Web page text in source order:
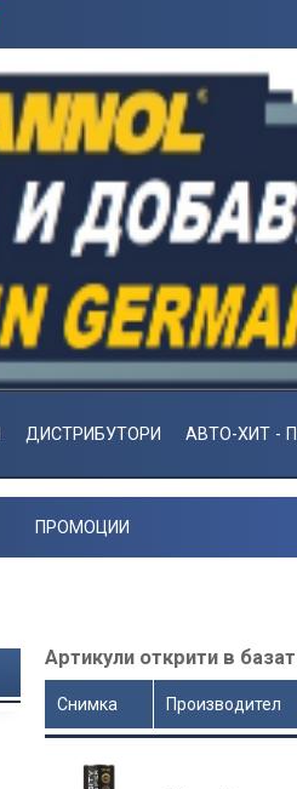
ДИСТРИБУТОРИ АВТО-ХИТ -
ПРОМОЦИИ
Артикули открити в
Снимка Производител